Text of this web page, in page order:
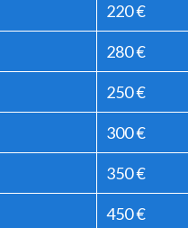
220 €
280 €
250 €
300 €
350 €
450 €